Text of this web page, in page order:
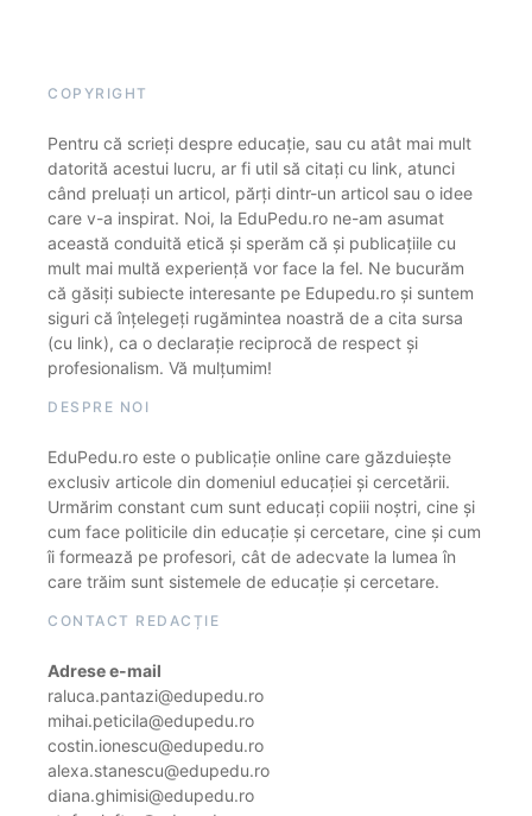
COPYRIGHT
Pentru că scrieți despre educație, sau cu atât mai mult
datorită acestui lucru, ar fi util să citați cu link, atunci
când preluați un articol, părți dintr-un articol sau o idee
care v-a inspirat. Noi, la EduPedu.ro ne-am asumat
această conduită etică și sperăm că și publicațiile cu
mult mai multă experiență vor face la fel. Ne bucurăm
că găsiți subiecte interesante pe Edupedu.ro și suntem
siguri că înțelegeți rugămintea noastră de a cita sursa
(cu link), ca o declarație reciprocă de respect și
profesionalism. Vă mulțumim!
DESPRE NOI
EduPedu.ro este o publicație online care găzduiește
exclusiv articole din domeniul educației și cercetării.
Urmărim constant cum sunt educați copiii noștri, cine și
cum face politicile din educație și cercetare, cine și cum
îi formează pe profesori, cât de adecvate la lumea în
care trăim sunt sistemele de educație și cercetare.
CONTACT REDACȚIE
Adrese e-mail
raluca.pantazi@edupedu.ro
mihai.peticila@edupedu.ro
costin.ionescu@edupedu.ro
alexa.stanescu@edupedu.ro
diana.ghimisi@edupedu.ro